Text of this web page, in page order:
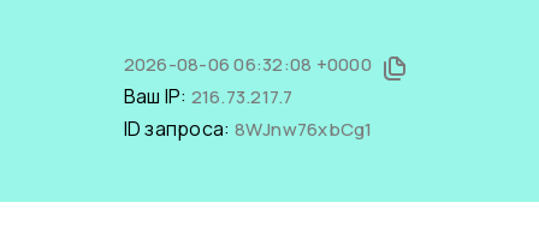
2026-08-06 06:32:08 +0000
Ваш IP: 216.73.217.7
ID запроса: 8WJnw76xbCg1